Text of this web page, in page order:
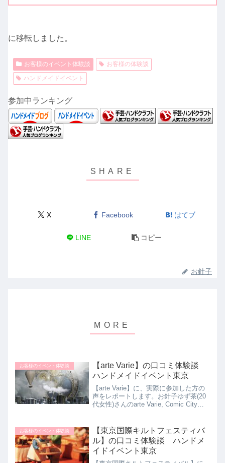
に移転しました。
お客様のイベント体験談
お客様の体験談
ハンドメイドイベント
参加中ランキング
X Facebook はてブ
LINE コピー
お針子
お客様のイベント体験談
【arte Varie】の口コミ体験談
ハンドメイドイベント東京
【arte Varie】に、実際に参加した方の
声をレポートします。お針子ゆず茶(20
代女性)さんのarte Varie, Comic City体
見るのが好きで、こちらの...
お客様のイベント体験談
【東京国際キルトフェスティバ
ル】の口コミ体験談 ハンドメ
イドイベント東京